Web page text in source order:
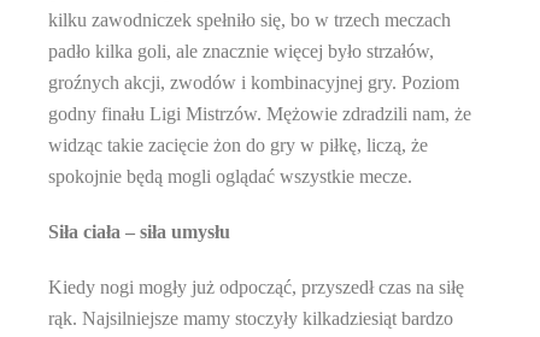
kilku zawodniczek spełniło się, bo w trzech meczach
padło kilka goli, ale znacznie więcej było strzałów,
groźnych akcji, zwodów i kombinacyjnej gry. Poziom
godny finału Ligi Mistrzów. Mężowie zdradzili nam, że
widząc takie zacięcie żon do gry w piłkę, liczą, że
spokojnie będą mogli oglądać wszystkie mecze.
Siła ciała – siła umysłu
Kiedy nogi mogły już odpocząć, przyszedł czas na siłę
rąk. Najsilniejsze mamy stoczyły kilkadziesiąt bardzo